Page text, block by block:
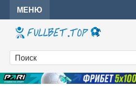
МЕНЮ